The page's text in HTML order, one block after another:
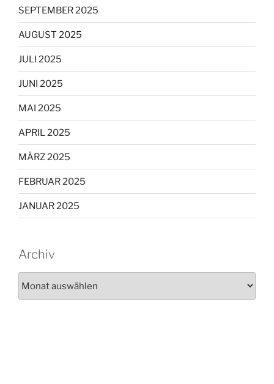
SEPTEMBER 2025
AUGUST 2025
JULI 2025
JUNI 2025
MAI 2025
APRIL 2025
MÄRZ 2025
FEBRUAR 2025
JANUAR 2025
Archiv